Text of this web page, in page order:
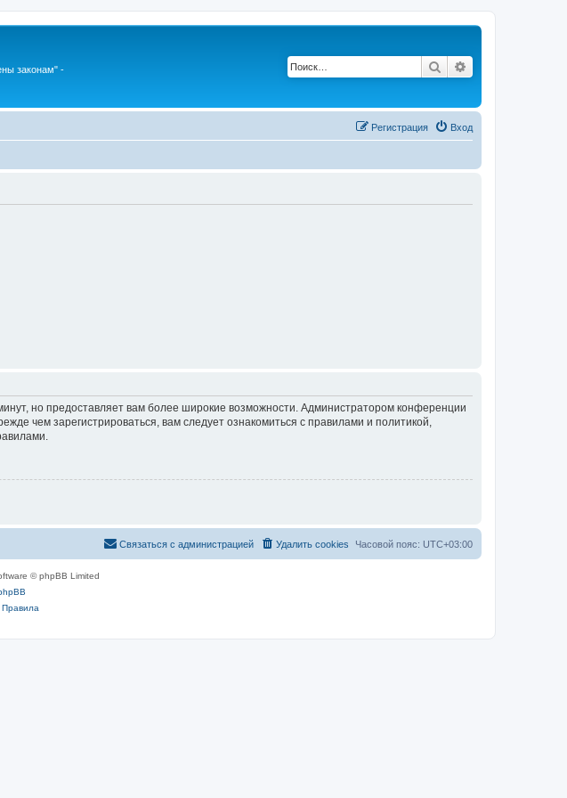
законам" -
Поиск
Вход
Регистрация
но предоставляет вам более широкие возможности. Администратором конференции
чем зарегистрироваться, вам следует ознакомиться с правилами и политикой,
Часовой пояс: UTC+03:00
Удалить cookies
Связаться с администрацией
© phpBB Limited
Правила